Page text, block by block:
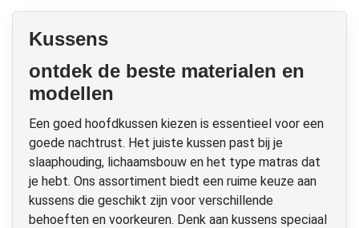
Kussens
ontdek de beste materialen en
modellen
Een goed hoofdkussen kiezen is essentieel voor een
goede nachtrust. Het juiste kussen past bij je
slaaphouding, lichaamsbouw en het type matras dat
je hebt. Ons assortiment biedt een ruime keuze aan
kussens die geschikt zijn voor verschillende
behoeften en voorkeuren. Denk aan kussens speciaal